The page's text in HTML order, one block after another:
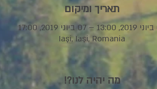
תאריך ומיקום
Iași, Iași, Romania
מה יהיה לנו?!